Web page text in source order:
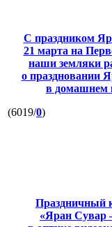
С праздником
21 марта на
наши земляки
о праздновании
в домашнем
(6019/0)
Праздничный
«Яран Сувар